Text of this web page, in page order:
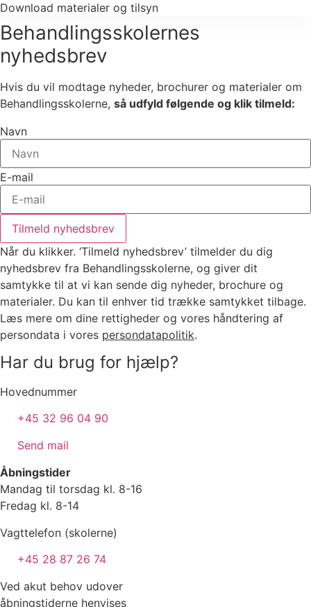
Download materialer og tilsyn
Behandlingsskolernes
nyhedsbrev
Hvis du vil modtage nyheder, brochurer og materialer om
Behandlingsskolerne, så udfyld følgende og klik tilmeld:
Navn
E-mail
Tilmeld nyhedsbrev
Når du klikker. ‘Tilmeld nyhedsbrev’ tilmelder du dig
nyhedsbrev fra Behandlingsskolerne, og giver dit
samtykke til at vi kan sende dig nyheder, brochure og
materialer. Du kan til enhver tid trække samtykket tilbage.
Læs mere om dine rettigheder og vores håndtering af
persondata i vores persondatapolitik.
Har du brug for hjælp?
Hovednummer
+45 32 96 04 90
Send mail
Åbningstider
Mandag til torsdag kl. 8-16
Fredag kl. 8-14
Vagttelefon (skolerne)
+45 28 87 26 74
Ved akut behov udover
åbningstiderne henvises